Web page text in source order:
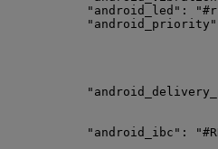
"android_led" : "
"android_priority"
"android_ibc" : "